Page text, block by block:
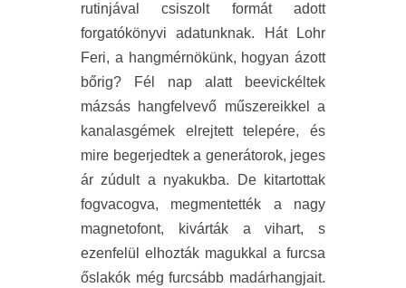
rutinjával csiszolt formát adott
forgatókönyvi adatunknak. Hát Lohr
Feri, a hangmérnökünk, hogyan ázott
bőrig? Fél nap alatt beevickéltek
mázsás hangfelvevő műszereikkel a
kanalasgémek elrejtett telepére, és
mire begerjedtek a generátorok, jeges
ár zúdult a nyakukba. De kitartottak
fogvacogva, megmentették a nagy
magnetofont, kivárták a vihart, s
ezenfelül elhozták magukkal a furcsa
őslakók még furcsább madárhangjait.